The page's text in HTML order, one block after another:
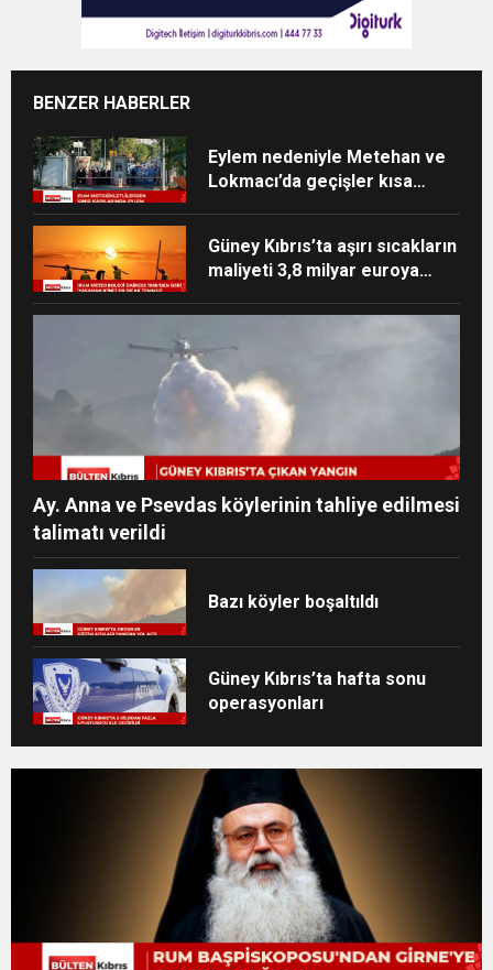
BENZER HABERLER
Eylem nedeniyle Metehan ve
Lokmacı’da geçişler kısa
Güney Kıbrıs’ta aşırı sıcakların
maliyeti 3,8 milyar euroya
Ay. Anna ve Psevdas köylerinin tahliye edilmesi
talimatı verildi
Bazı köyler boşaltıldı
Güney Kıbrıs’ta hafta sonu
operasyonları